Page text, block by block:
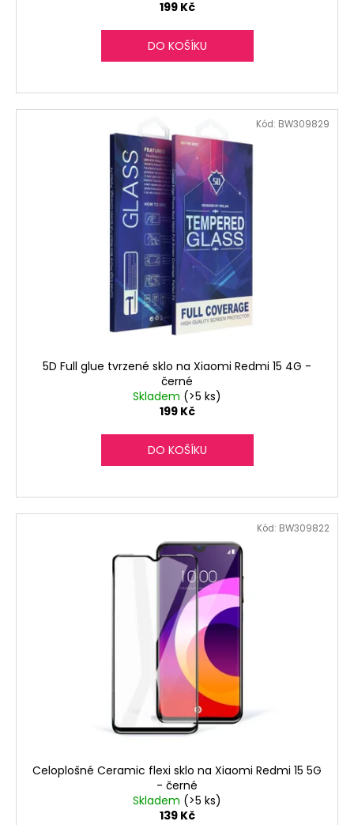
199 Kč
DO KOŠÍKU
5D Full glue tvrzené sklo na Xiaomi Redmi 15 4G -
černé
Skladem (>5 ks)
199 Kč
DO KOŠÍKU
Kód: BW309829
Celoplošné Ceramic flexi sklo na Xiaomi Redmi 15 5G
- černé
Skladem (>5 ks)
139 Kč
Kód: BW309822